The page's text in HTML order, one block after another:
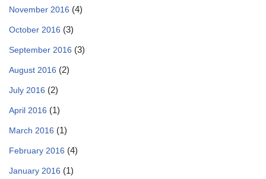
November 2016 (4)
October 2016 (3)
September 2016 (3)
August 2016 (2)
July 2016 (2)
April 2016 (1)
March 2016 (1)
February 2016 (4)
January 2016 (1)